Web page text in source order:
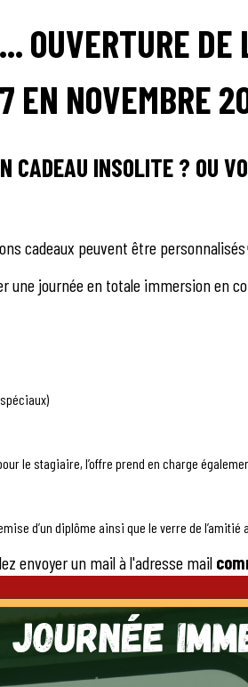
OUVERTURE DE
EN NOVEMBRE
CADEAU INSOLITE ? OU
cadeaux peuvent être
une journée en totale immersion en
le stagiaire, l’offre prend en charge
d’un diplôme ainsi que le verre de l’amitié
envoyer un mail à l'adresse mail